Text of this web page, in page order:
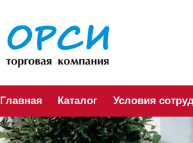
Главная Каталог Условия